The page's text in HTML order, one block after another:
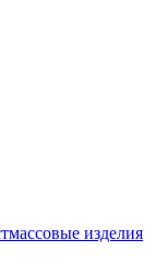
изделия